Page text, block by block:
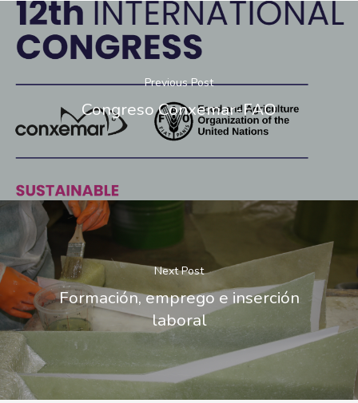
Previous Post
Congreso Conxemar-FAO
Next Post
Formación, emprego e inserción
laboral